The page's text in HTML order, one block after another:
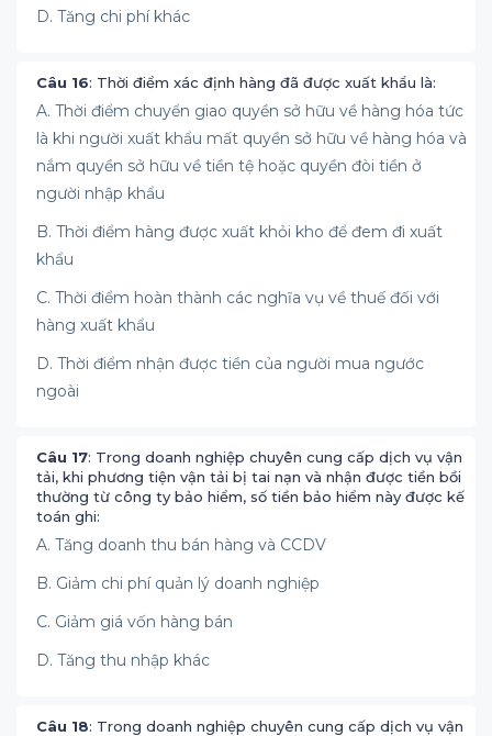
D. Tăng chi phí khác
Câu 16: Thời điểm xác định hàng đã được xuất khẩu là:
A. Thời điểm chuyển giao quyền sở hữu về hàng hóa tức
là khi người xuất khẩu mất quyền sở hữu về hàng hóa và
nắm quyền sở hữu về tiền tệ hoặc quyền đòi tiền ở
người nhập khẩu
B. Thời điểm hàng được xuất khỏi kho để đem đi xuất
khẩu
C. Thời điểm hoàn thành các nghĩa vụ về thuế đối với
hàng xuất khẩu
D. Thời điểm nhận được tiền của người mua ngước
ngoài
Câu 17: Trong doanh nghiệp chuyên cung cấp dịch vụ vận
tải, khi phương tiện vận tải bị tai nạn và nhận được tiền bồi
thường từ công ty bảo hiểm, số tiền bảo hiểm này được kế
toán ghi:
A. Tăng doanh thu bán hàng và CCDV
B. Giảm chi phí quản lý doanh nghiệp
C. Giảm giá vốn hàng bán
D. Tăng thu nhập khác
Câu 18: Trong doanh nghiệp chuyên cung cấp dịch vụ vận